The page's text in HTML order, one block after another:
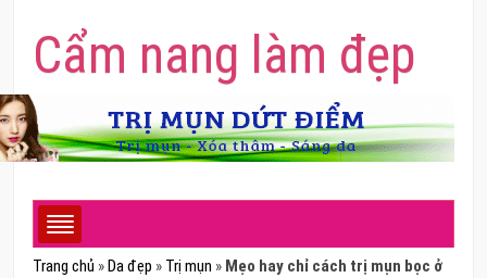
Cẩm nang làm đẹp
Trang chủ » Da đẹp » Trị mụn » Mẹo hay chỉ cách trị mụn bọc ở